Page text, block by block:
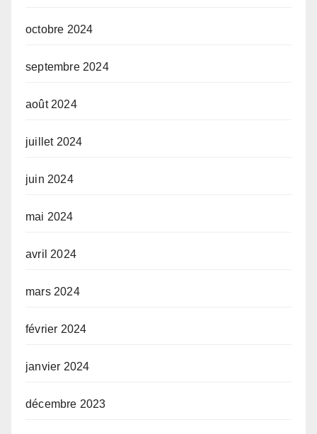
octobre 2024
septembre 2024
août 2024
juillet 2024
juin 2024
mai 2024
avril 2024
mars 2024
février 2024
janvier 2024
décembre 2023